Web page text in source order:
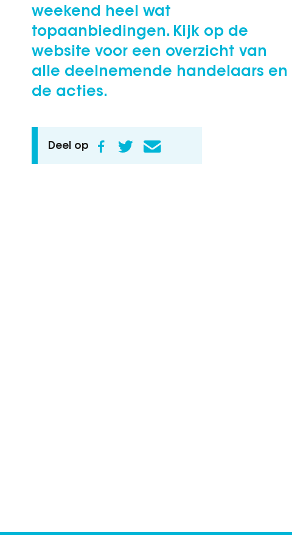
weekend heel wat
topaanbiedingen. Kijk op de
website voor een overzicht van
alle deelnemende handelaars en
de acties.
Deel op